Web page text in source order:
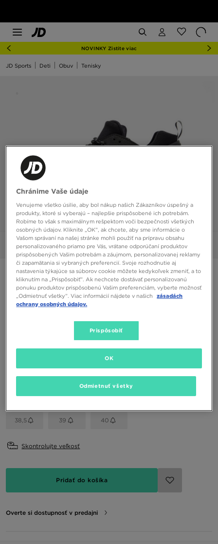
NOVINKY Zistite viac
JD Sports Deti Obuv Tenisky
Obrázky 360°
NIKE AIR HUARACHE SE
75,00 €
35,5 36 36,5 37,5 38
38,5 39 40
Skontrolujte veľkosť
Pridať do košíka
Overte si dostupnosť v predajni
Chránime Vaše údaje
Venujeme všetko úsilie, aby bol nákup našich Zákazníkov úspešný a
produkty, ktoré si vyberajú – najlepšie prispôsobené ich potrebám.
Robíme to však s maximálnym rešpektom voči bezpečnosti všetkých
osobných údajov. Kliknite „OK”, ak chcete, aby sme informácie o
Vašom správaní na našej stránke mohli použiť na prípravu obsahu
personalizovaného priamo pre Vás, vrátane odporúčaní produktov
prispôsobených Vašim potrebám a záujmom, personalizovanej reklamy
či zapamätania si vybraných preferencií. Svoje rozhodnutie aj
nastavenia týkajúce sa súborov cookie môžete kedykoľvek zmeniť, a to
kliknutím na „Prispôsobiť”. Ak nechcete dostávať personalizovanú
ponuku produktov prispôsobenú Vašim preferenciám, vyberte možnosť
„Odmietnuť všetky”. Viac informácií nájdete v našich
zásadách
ochrany osobných údajov.
Prispôsobiť
Odmietnuť všetky
OK